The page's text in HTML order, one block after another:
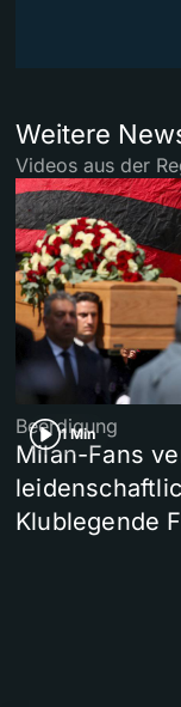
Weitere
Videos aus der
1 Min
Beerdigung
Milan-Fans
Klublegende